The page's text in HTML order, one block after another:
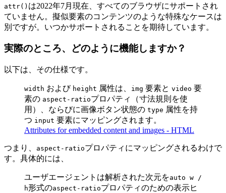
attr() は2022年7月現在、すべてのブラウザにサポートされ
ていません。擬似要素のコンテンツのような特殊なケースは
別ですが。いつかサポートされることを期待しています。
実際のところ、どのように機能しますか？
以下は、その仕様です。
width および height 属性は、 img 要素と video 要
素の aspect-ratioプロパティ（寸法規則を使
用）、ならびに画像ボタン状態の type 属性を持
つ input 要素にマッピングされます。
Attributes for embedded content and images - HTML
つまり、 aspect-ratioプロパティにマッピングされるわけで
す。具体的には、
ユーザエージェントは解析された次元をauto w /
h形式のaspect-ratioプロパティのための表示ヒ